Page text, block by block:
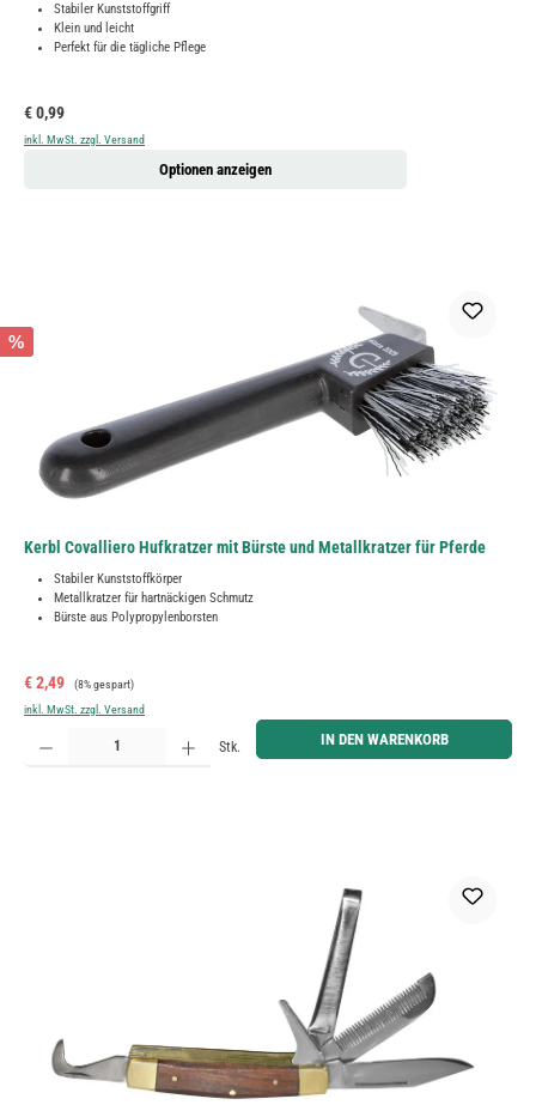
Stabiler Kunststoffgriff
Klein und leicht
Perfekt für die tägliche Pflege
Regulärer Preis:
€ 0,99
inkl. MwSt. zzgl. Versand
Optionen anzeigen
%
Kerbl Covalliero Hufkratzer mit Bürste und Metallkratzer für Pferde
Stabiler Kunststoffkörper
Metallkratzer für hartnäckigen Schmutz
Bürste aus Polypropylenborsten
Verkaufspreis:
€ 2,49 Regulärer Preis:
(8% gespart)
inkl. MwSt. zzgl. Versand
Produkt Anzahl: Gib den gewünschten Wert ein oder benutze die Schaltflächen um die Anzahl zu
Stk. IN DEN WARENKORB